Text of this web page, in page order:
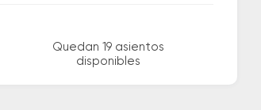
Quedan 19 asientos
disponibles